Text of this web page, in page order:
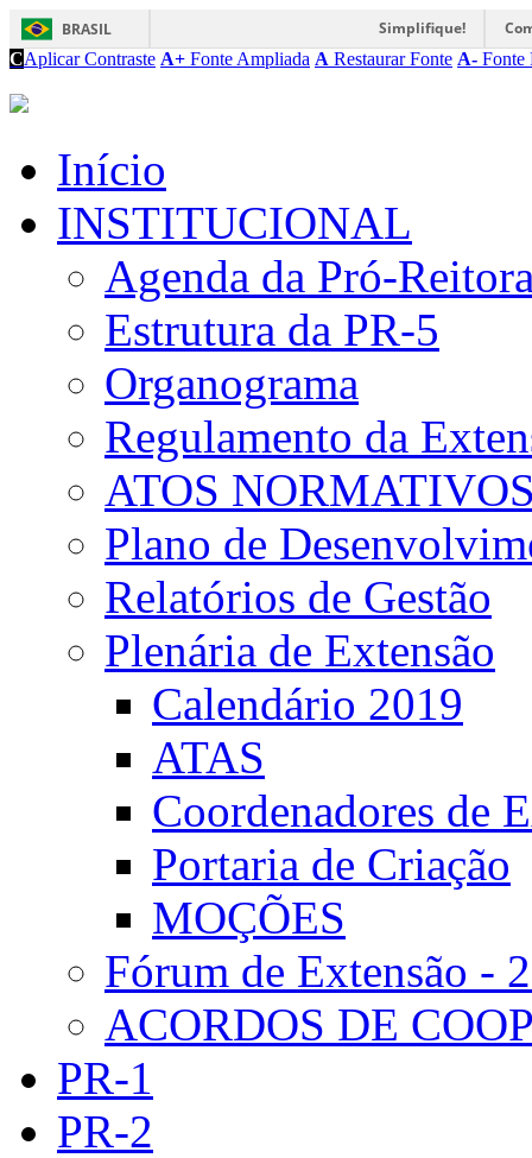
BRASIL Simplifique!
CAplicar Contraste A+ Fonte Ampliada A Restaurar Fonte A- Fonte
Início
INSTITUCIONAL
Agenda da Pró-
Estrutura da PR-5
Organograma
Regulamento da
ATOS
Plano de
Relatórios de Gestão
Plenária de Extensão
Calendário 2019
ATAS
Coordenadores de
Portaria de Criação
MOÇÕES
Fórum de Extensão -
ACORDOS DE
PR-1
PR-2